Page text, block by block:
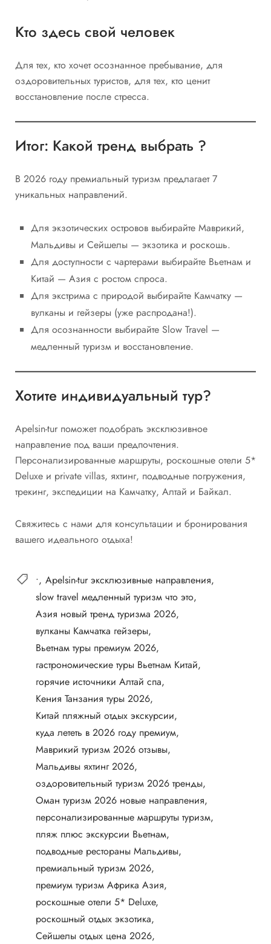
Кто здесь свой человек
Для тех, кто хочет осознанное пребывание, для
оздоровительных туристов, для тех, кто ценит
восстановление после стресса.
Итог: Какой тренд выбрать ?
В 2026 году премиальный туризм предлагает 7
уникальных направлений.
Для экзотических островов выбирайте Маврикий,
Мальдивы и Сейшелы — экзотика и роскошь.
Для доступности с чартерами выбирайте Вьетнам и
Китай — Азия с ростом спроса.
Для экстрима с природой выбирайте Камчатку —
вулканы и гейзеры (уже распродана!).
Для осознанности выбирайте Slow Travel —
медленный туризм и восстановление.
Хотите индивидуальный тур?
Apelsin-tur поможет подобрать эксклюзивное
направление под ваши предпочтения.
Персонализированные маршруты, роскошные отели 5*
Deluxe и private villas, яхтинг, подводные погружения,
трекинг, экспедиции на Камчатку, Алтай и Байкал.
Свяжитесь с нами для консультации и бронирования
вашего идеального отдыха!
• Apelsin-tur эксклюзивные направления
slow travel медленный туризм что это
Азия новый тренд туризма 2026
вулканы Камчатка гейзеры
Вьетнам туры премиум 2026
гастрономические туры Вьетнам Китай
горячие источники Алтай спа
Кения Танзания туры 2026
Китай пляжный отдых экскурсии
куда лететь в 2026 году премиум
Маврикий туризм 2026 отзывы
Мальдивы яхтинг 2026
оздоровительный туризм 2026 тренды
Оман туризм 2026 новые направления
персонализированные маршруты туризм
пляж плюс экскурсии Вьетнам
подводные рестораны Мальдивы
премиальный туризм 2026
премиум туризм Африка Азия
роскошные отели 5* Deluxe
роскошный отдых экзотика
Сейшелы отдых цена 2026